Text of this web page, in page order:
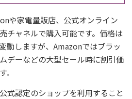
や家電量販店、公式オンライン
チャネルで購入可能です。価格は
動しますが、Amazonではブラッ
デーなどの大型セール時に割引価
式認定のショップを利用すること